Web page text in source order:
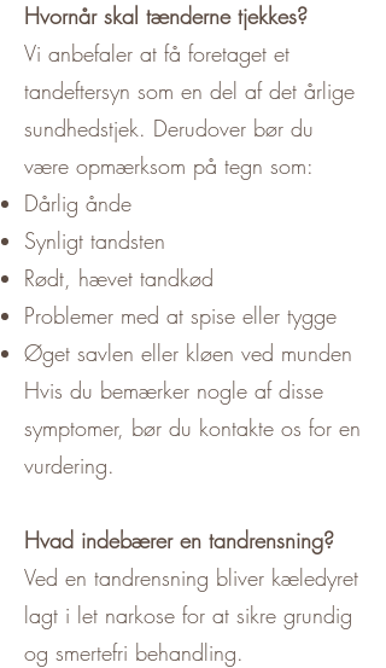
Hvornår skal tænderne tjekkes?
Vi anbefaler at få foretaget et
tandeftersyn som en del af det årlige
sundhedstjek. Derudover bør du
være opmærksom på tegn som:
Dårlig ånde
Synligt tandsten
Rødt, hævet tandkød
Problemer med at spise eller tygge
Øget savlen eller kløen ved munden
Hvis du bemærker nogle af disse
symptomer, bør du kontakte os for en
vurdering.
Hvad indebærer en tandrensning?
Ved en tandrensning bliver kæledyret
lagt i let narkose for at sikre grundig
og smertefri behandling.